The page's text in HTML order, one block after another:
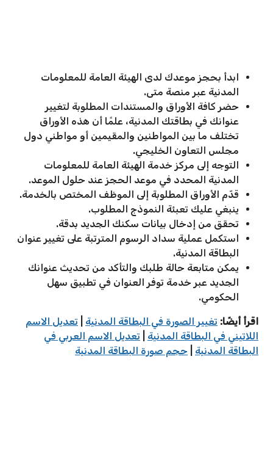
ابدأ بحجز موعدك لدى الهيئة العامة للمعلومات
المدنية عبر منصة متى.
حضر كافة الأوراق والمستندات المطلوبة لتغيير
عنوانك في بطاقتك المدنية، علمًا أن هذه الأوراق
تختلف ما بين المواطنين والمقيمين أو مواطني دول
مجلس التعاون الخليجي.
التوجه إلى مركز خدمة الهيئة العامة للمعلومات
المدنية المحدد في موعد الحجز عند حلول الموعد.
قدّم الأوراق المطلوبة إلى الموظف المختص بالخدمة.
ينبغي عليك تعبئة النموذج المطلوب.
تحقق من إدخال بيانات سكنك الجديد بدقة.
استكمل عملية سداد الرسوم المترتبة على تغيير عنوان
البطاقة المدنية.
يمكن متابعة حالة طلبك والتأكد من تحديث عنوانك
الجديد عبر خدمة توفر العنوان في تطبيق سهل
الحكومي.
اقرأ أيضًا: تغيير الصورة في البطاقة المدنية
تعديل الاسم
اللاتيني في البطاقة المدنية
تعديل الاسم العربي في
البطاقة المدنية
حجم صورة البطاقة المدنية